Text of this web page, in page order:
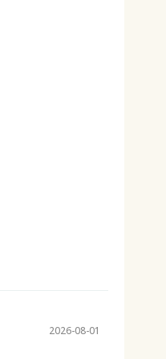
2026-08-01